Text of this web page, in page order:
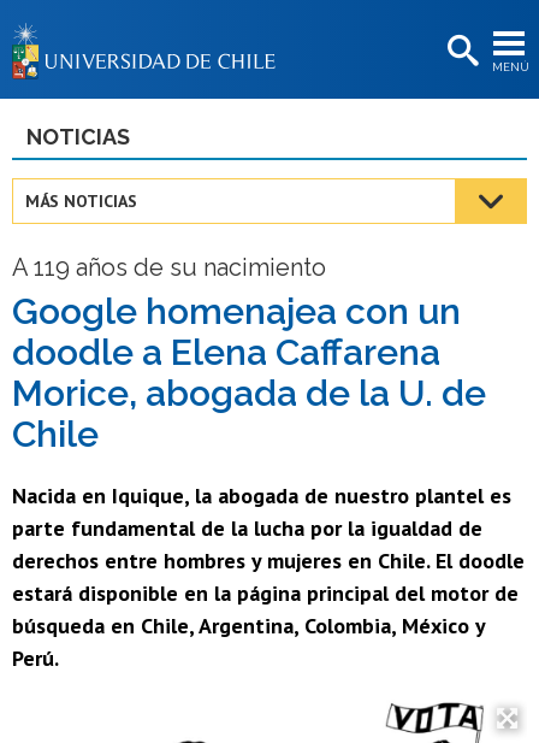
MENÚ
BIBLIOTECAS
Estudiantes
Académicas/os
Funcionarias/os
Egresadas/os
NOTICIAS
MÁS NOTICIAS
A 119 años de su nacimiento
Google homenajea con un
doodle a Elena Caffarena
Morice, abogada de la U. de
Chile
Nacida en Iquique, la abogada de nuestro plantel es
parte fundamental de la lucha por la igualdad de
derechos entre hombres y mujeres en Chile. El doodle
estará disponible en la página principal del motor de
búsqueda en Chile, Argentina, Colombia, México y
Perú.